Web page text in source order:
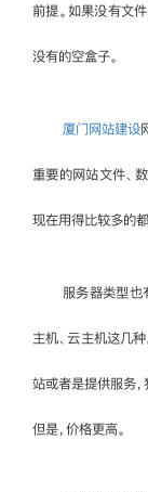
前提。如果没有文
没有的空盒子。
厦门网站建设
重要的网站文件、
现在用得比较多的都
服务器类型也
主机、云主机这几
站或者是提供服务，
但是，价格更高。